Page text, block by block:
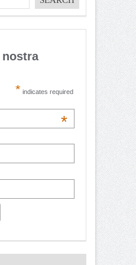
* indicates required
*